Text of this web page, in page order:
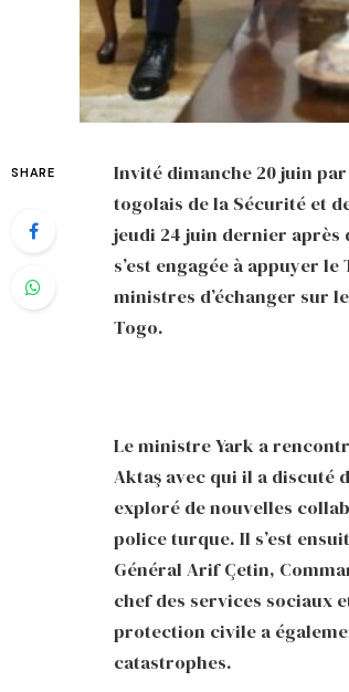
SHARE
Invité dimanche 20 juin
togolais de la Sécurité et
jeudi 24 juin dernier après
s’est engagée à appuyer
ministres d’échanger sur
Togo.
Le ministre Yark a
Aktaş avec qui il a discuté
exploré de nouvelles
police turque. Il s’est
Général Arif Çetin,
chef des services sociaux
protection civile a
catastrophes.